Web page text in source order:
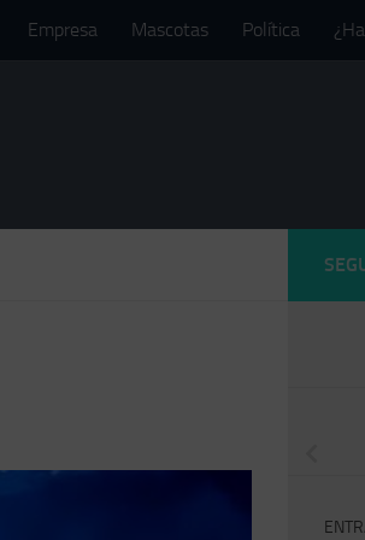
Empresa Mascotas Política